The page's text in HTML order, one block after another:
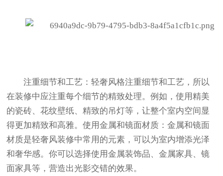
注重细节和工艺：轻奢风格注重细节和工艺，所以
在装修中应注重每个细节的精致处理。例如，使用精美
的瓷砖、花纹壁纸、精致的吊灯等，让整个室内空间显
得更加精致和高雅。使用金属和镜面材质：金属和镜面
材质是轻奢风装修中常用的元素，可以为室内增添光泽
和奢华感。你可以选择使用金属装饰品、金属家具、镜
面家具等，营造出光影交错的效果。